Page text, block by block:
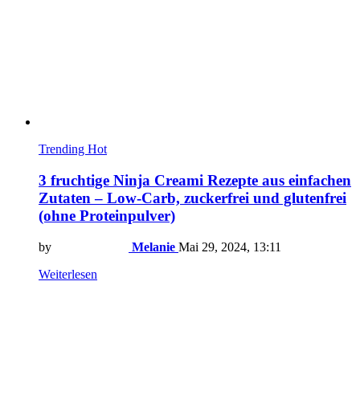
Trending Hot
3 fruchtige Ninja Creami Rezepte aus einfachen
Zutaten – Low-Carb, zuckerfrei und glutenfrei
(ohne Proteinpulver)
by Melanie Mai 29, 2024, 13:11
Weiterlesen